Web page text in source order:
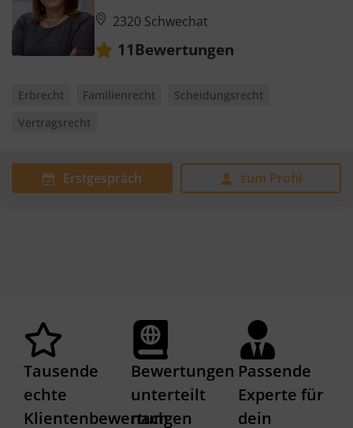
2320 Schwechat
11Bewertungen
Erbrecht Familienrecht
Scheidungsrecht
Vertragsrecht
Erstgespräch zum Profil
Tausende
echte
Klientenbewertungen
Bewertungen
unterteilt
nach
Passende
Experte für
dein